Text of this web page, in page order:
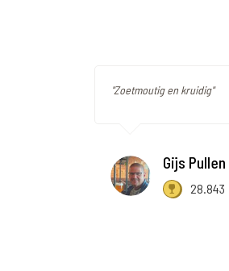
"Zoetmoutig en kruidig"
Gijs Pullen
28.843